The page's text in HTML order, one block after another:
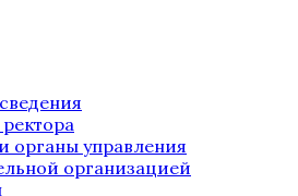
органы управления
организацией